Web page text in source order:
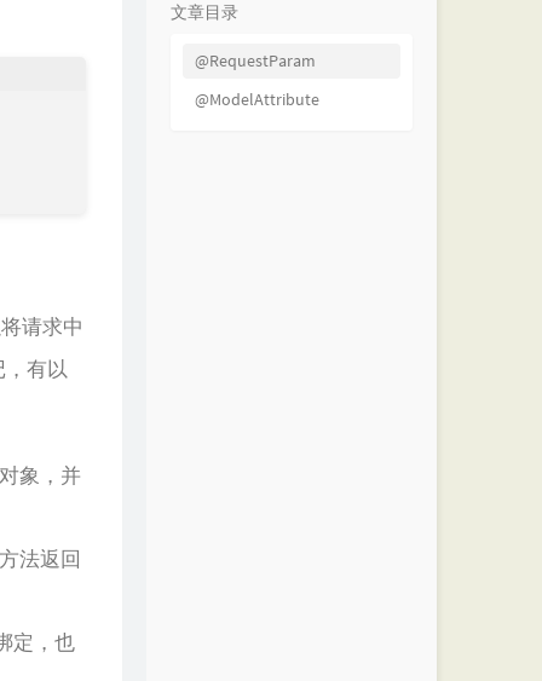
请求中
有以
象，并
法返回
定，也
文章目录
@RequestParam
@ModelAttribute